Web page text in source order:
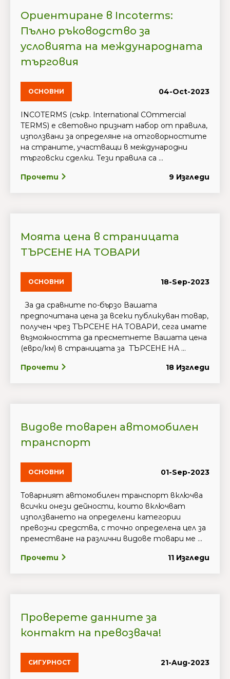
Ориентиране в Incoterms:
Пълно ръководство за
условията на международната
търговия
ОСНОВНИ 04-Oct-2023
INCOTERMS (съкр. International COmmercial
TERMS) е световно признат набор от правила,
използвани за определяне на отговорностите
на страните, участващи в международни
търговски сделки. Тези правила са ...
Прочети 9 Изгледи
Моята цена в страницата
ТЪРСЕНЕ НА ТОВАРИ
ОСНОВНИ 18-Sep-2023
За да сравните по-бързо Вашата
предпочитана цена за всеки публикуван товар,
получен чрез ТЪРСЕНЕ НА ТОВАРИ, сега имате
възможността да пресметнете Вашата цена
(евро/км) в страницата за ТЪРСЕНЕ НА ...
Прочети 18 Изгледи
Видове товарен автомобилен
транспорт
ОСНОВНИ 01-Sep-2023
Товарният автомобилен транспорт включва
всички онези дейности, които включват
използването на определени категории
превозни средства, с точно определена цел за
преместване на различни видове товари ме ...
Прочети 11 Изгледи
Проверете данните за
контакт на превозвача!
СИГУРНОСТ 21-Aug-2023